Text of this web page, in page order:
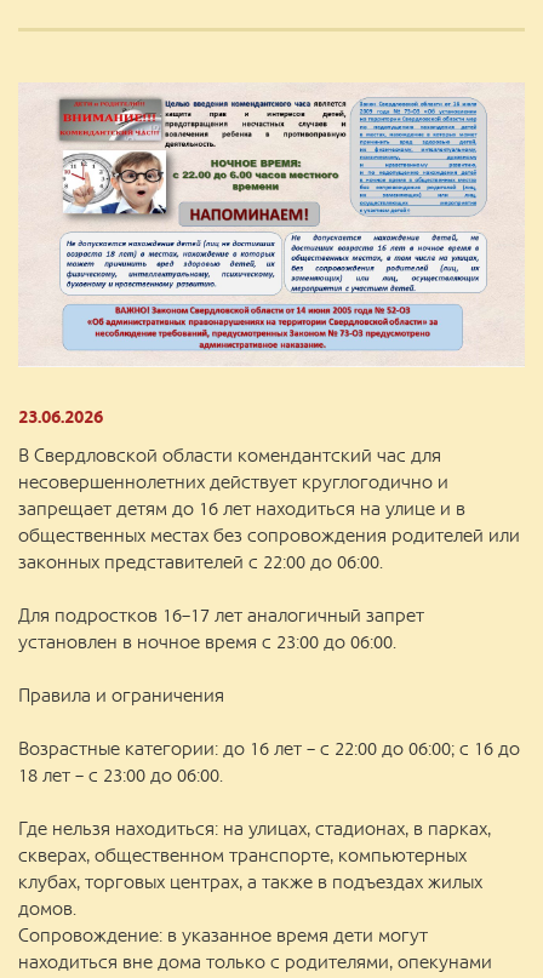
23.06.2026
В Свердловской области комендантский час для
несовершеннолетних действует круглогодично и
запрещает детям до 16 лет находиться на улице и в
общественных местах без сопровождения родителей или
законных представителей с 22:00 до 06:00.
Для подростков 16–17 лет аналогичный запрет
установлен в ночное время с 23:00 до 06:00.
Правила и ограничения
Возрастные категории: до 16 лет – с 22:00 до 06:00; с 16 до
18 лет – с 23:00 до 06:00.
Где нельзя находиться: на улицах, стадионах, в парках,
скверах, общественном транспорте, компьютерных
клубах, торговых центрах, а также в подъездах жилых
домов.
Сопровождение: в указанное время дети могут
находиться вне дома только с родителями, опекунами